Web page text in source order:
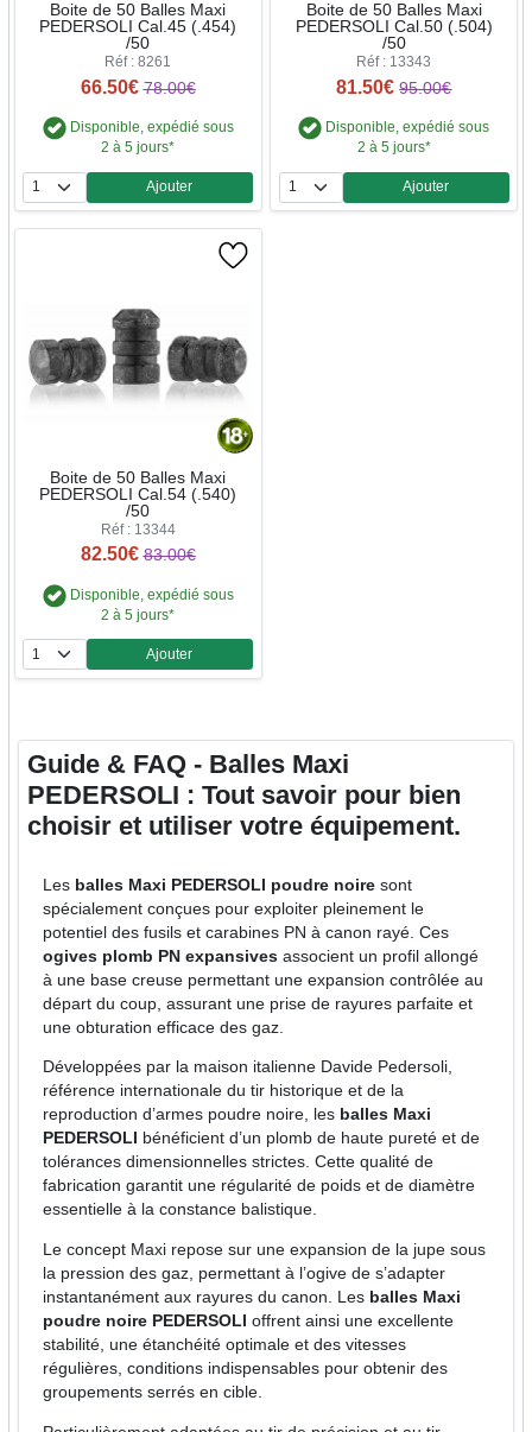
Boite de 50 Balles Maxi
PEDERSOLI Cal.45 (.454)
/50
Réf : 8261
66.50€ 78.00€
Disponible, expédié sous
2 à 5 jours*
Quantité
Ajouter
Boite de 50 Balles Maxi
PEDERSOLI Cal.50 (.504)
/50
Réf : 13343
81.50€ 95.00€
Disponible, expédié sous
2 à 5 jours*
Quantité
Ajouter
Boite de 50 Balles Maxi
PEDERSOLI Cal.54 (.540)
/50
Réf : 13344
82.50€ 83.00€
Disponible, expédié sous
2 à 5 jours*
Quantité
Ajouter
Guide & FAQ - Balles Maxi
PEDERSOLI : Tout savoir pour bien
choisir et utiliser votre équipement.
Les balles Maxi PEDERSOLI poudre noire sont
spécialement conçues pour exploiter pleinement le
potentiel des fusils et carabines PN à canon rayé. Ces
ogives plomb PN expansives associent un profil allongé
à une base creuse permettant une expansion contrôlée au
départ du coup, assurant une prise de rayures parfaite et
une obturation efficace des gaz.
Développées par la maison italienne Davide Pedersoli,
référence internationale du tir historique et de la
reproduction d’armes poudre noire, les balles Maxi
PEDERSOLI
bénéficient d’un plomb de haute pureté et de
tolérances dimensionnelles strictes. Cette qualité de
fabrication garantit une régularité de poids et de diamètre
essentielle à la constance balistique.
Le concept Maxi repose sur une expansion de la jupe sous
la pression des gaz, permettant à l’ogive de s’adapter
instantanément aux rayures du canon. Les balles Maxi
poudre noire PEDERSOLI offrent ainsi une excellente
stabilité, une étanchéité optimale et des vitesses
régulières, conditions indispensables pour obtenir des
groupements serrés en cible.